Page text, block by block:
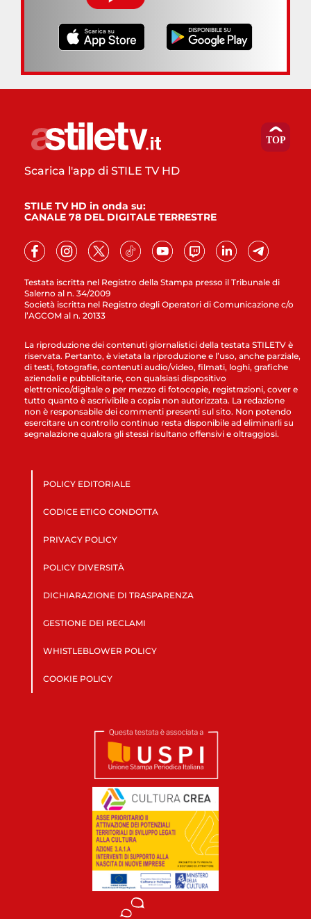
Testata iscritta nel Registro della Stampa presso il Tribunale di
Salerno al n. 34/2009
Società iscritta nel Registro degli Operatori di Comunicazione c/o
l’AGCOM al n. 20133
Scarica l'app di STILE TV HD
STILE TV HD in onda su:
CANALE 78 DEL DIGITALE TERRESTRE
La riproduzione dei contenuti giornalistici della testata STILETV è
riservata. Pertanto, è vietata la riproduzione e l’uso, anche parziale,
di testi, fotografie, contenuti audio/video, filmati, loghi, grafiche
aziendali e pubblicitarie, con qualsiasi dispositivo
elettronico/digitale o per mezzo di fotocopie, registrazioni, cover e
tutto quanto è ascrivibile a copia non autorizzata. La redazione
non è responsabile dei commenti presenti sul sito. Non potendo
esercitare un controllo continuo resta disponibile ad eliminarli su
segnalazione qualora gli stessi risultano offensivi e oltraggiosi.
POLICY EDITORIALE
CODICE ETICO CONDOTTA
PRIVACY POLICY
POLICY DIVERSITÀ
DICHIARAZIONE DI TRASPARENZA
GESTIONE DEI RECLAMI
WHISTLEBLOWER POLICY
COOKIE POLICY